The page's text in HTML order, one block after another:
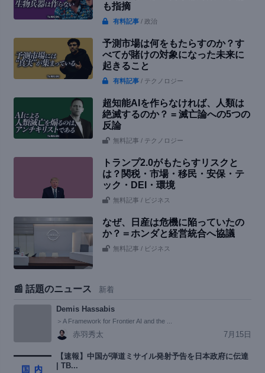
も指摘
有料記事 / 政治
予測市場は何をもたらすのか？す
べてが賭けの対象になった未来に
起きること
有料記事 / テクノロジー
超知能AIを作らなければ、人類は
絶滅するのか？ = 滅亡論への5つの
反論
無料記事 / テクノロジー
トランプ2.0がもたらすリスクと
は？関税・市場・移民・安保・テ
ック・DEI・環境
無料記事 / ビジネス
なぜ、日産は危機に陥っていたの
か？＝ホンダと経営統合へ協議
無料記事 / ビジネス
📰 話題のニュース 新着
Demis Hassabis
＞A Framework for Frontier AI and the ...
赤羽秀太 7月15日
【速報】中国が弾道ミサイル発射予告を日本政府に伝達
| TB...